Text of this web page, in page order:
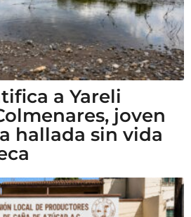
a Yareli
joven
hallada sin vida